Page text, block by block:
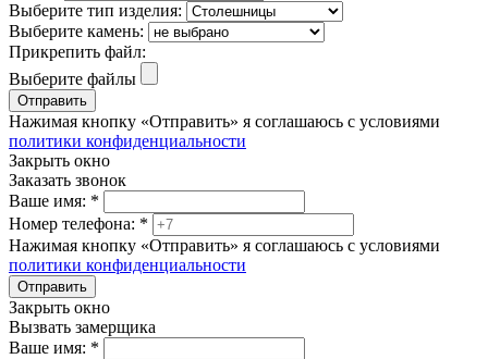
Выберите тип изделия:
Выберите камень:
Прикрепить файл:
Выберите файлы
Отправить
Нажимая кнопку «Отправить» я соглашаюсь с условиями
политики конфиденциальности
Закрыть окно
Заказать звонок
Ваше имя: *
Номер телефона: *
Нажимая кнопку «Отправить» я соглашаюсь с условиями
политики конфиденциальности
Отправить
Закрыть окно
Вызвать замерщика
Ваше имя: *